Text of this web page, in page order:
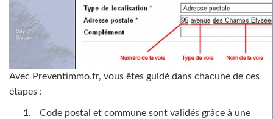
Avec Preventimmo.fr, vous êtes guidé dans chacune de ces
étapes :
Code postal et commune sont validés grâce à une